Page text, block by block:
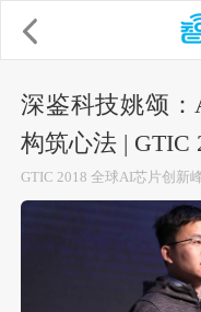
深鉴科技姚颂
构筑心法 | GTIC
GTIC 2018 全球AI芯片创新